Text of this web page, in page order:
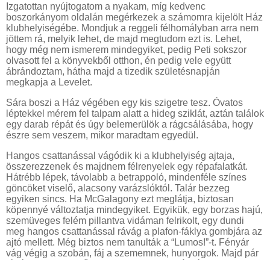
Izgatottan nyújtogatom a nyakam, míg kedvenc
boszorkányom oldalán megérkezek a számomra kijelölt Ház
klubhelyiségébe. Mondjuk a reggeli félhomályban arra nem
jöttem rá, melyik lehet, de majd megtudom ezt is. Lehet,
hogy még nem ismerem mindegyiket, pedig Peti sokszor
olvasott fel a könyvekből otthon, én pedig vele együtt
ábrándoztam, hátha majd a tizedik születésnapján
megkapja a Levelet.
Sára boszi a Ház végében egy kis szigetre tesz. Óvatos
léptekkel mérem fel talpam alatt a hideg sziklát, aztán találok
egy darab répát és úgy belemerülök a rágcsálásába, hogy
észre sem veszem, mikor maradtam egyedül.
Hangos csattanással vágódik ki a klubhelyiség ajtaja,
összerezzenek és majdnem félrenyelek egy répafalatkát.
Hátrébb lépek, távolabb a betrappoló, mindenféle színes
göncöket viselő, alacsony varázslóktól. Talár bezzeg
egyiken sincs. Ha McGalagony ezt meglátja, biztosan
köpennyé változtatja mindegyiket. Egyikük, egy borzas hajú,
szemüveges felém pillantva vidáman felrikolt, egy dundi
meg hangos csattanással rávág a plafon-fáklya gombjára az
ajtó mellett. Még biztos nem tanulták a “Lumos!”-t. Fényár
vág végig a szobán, fáj a szememnek, hunyorgok. Majd pár